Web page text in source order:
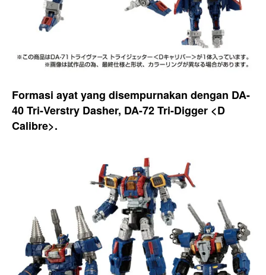
Formasi ayat yang disempurnakan dengan DA-
40 Tri-Verstry Dasher, DA-72 Tri-Digger <D
Calibre>.